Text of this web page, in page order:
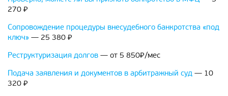
270 ₽
Сопровождение процедуры внесудебного банкротства «под
ключ» — 25 380 ₽
Реструктуризация долгов — от 5 850₽/мес
Подача заявления и документов в арбитражный суд — 10
320 ₽